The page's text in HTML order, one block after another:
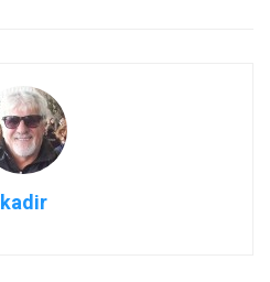
kadir